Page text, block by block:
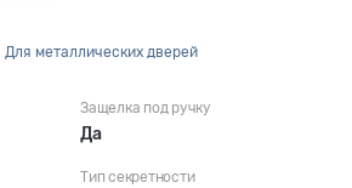
для металлических дверей
Защелка под ручку
Да
Тип секретности